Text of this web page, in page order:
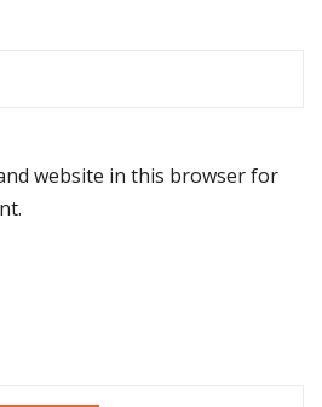
website in this browser for